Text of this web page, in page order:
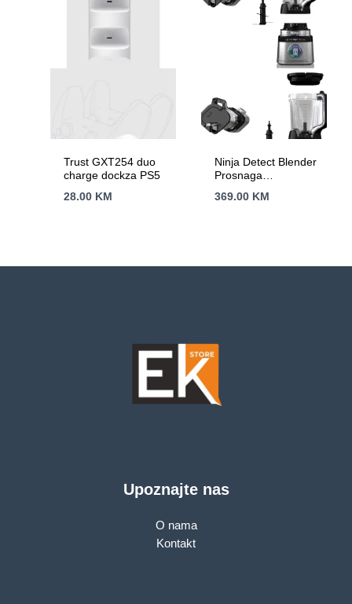
Trust GXT254 duo
charge dockza PS5
28.00 KM
Ninja Detect Blender
Prosnaga
tehn.15 funk,2.1L
369.00 KM
Upoznajte nas
O nama
Kontakt